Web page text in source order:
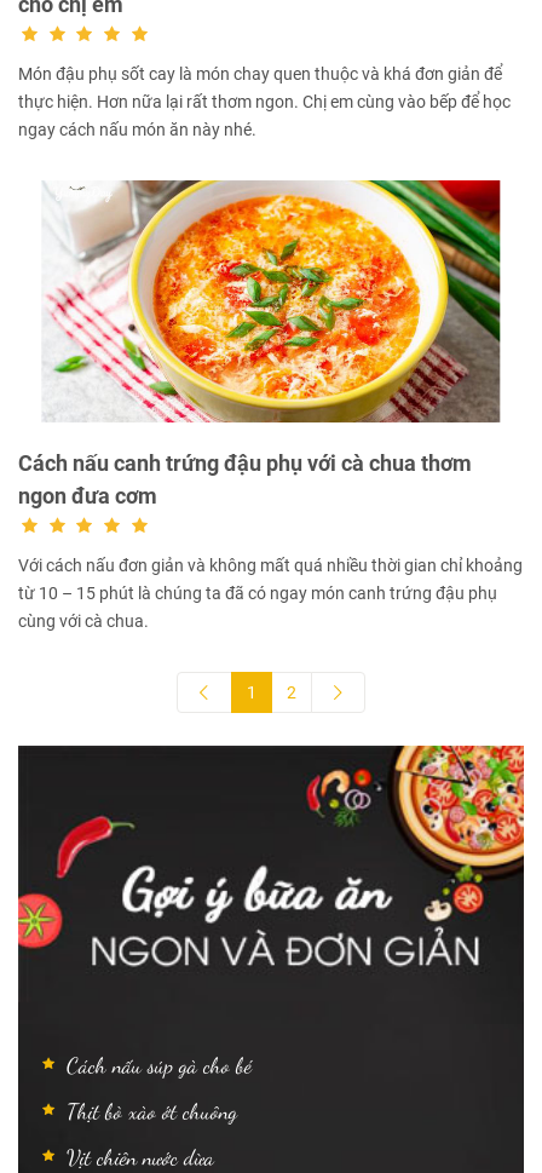
Món đậu phụ sốt cay là món chay quen thuộc và khá đơn giản để
thực hiện. Hơn nữa lại rất thơm ngon. Chị em cùng vào bếp để học
ngay cách nấu món ăn này nhé.
Cách nấu canh trứng đậu phụ với cà chua thơm
ngon đưa cơm
Với cách nấu đơn giản và không mất quá nhiều thời gian chỉ khoảng
từ 10 – 15 phút là chúng ta đã có ngay món canh trứng đậu phụ
cùng với cà chua.
1 2
Cách nấu súp gà cho bé
Thịt bò xào ớt chuông
Vịt chiên nước dừa